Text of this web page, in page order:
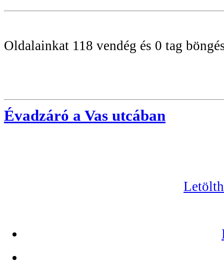
Oldalainkat 118 vendég és 0 tag
Évadzáró a Vas utcában